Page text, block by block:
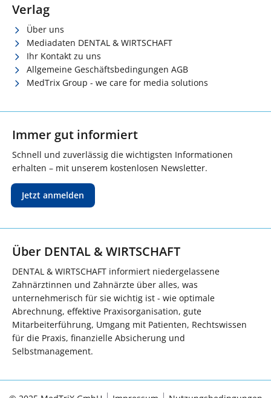
Verlag
Über uns
Mediadaten DENTAL & WIRTSCHAFT
Ihr Kontakt zu uns
Allgemeine Geschäftsbedingungen AGB
MedTrix Group - we care for media solutions
Immer gut informiert
Schnell und zuverlässig die wichtigsten Informationen
erhalten – mit unserem kostenlosen Newsletter.
Jetzt anmelden
Über DENTAL & WIRTSCHAFT
DENTAL & WIRTSCHAFT informiert niedergelassene
Zahnärztinnen und Zahnärzte über alles, was
unternehmerisch für sie wichtig ist - wie optimale
Abrechnung, effektive Praxisorganisation, gute
Mitarbeiterführung, Umgang mit Patienten, Rechtswissen
für die Praxis, finanzielle Absicherung und
Selbstmanagement.